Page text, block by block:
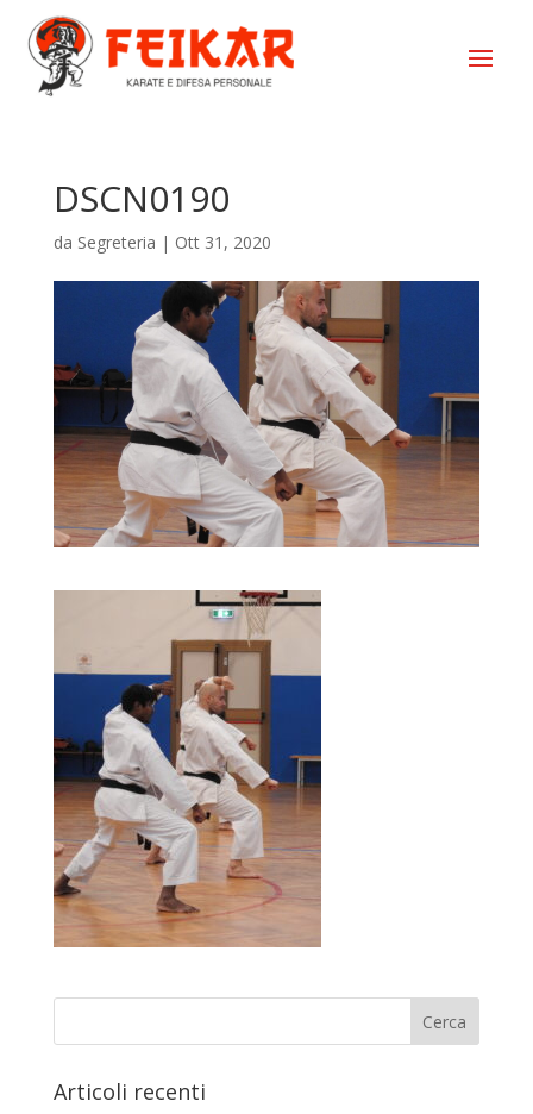
DSCN0190
da Segreteria | Ott 31, 2020
Articoli recenti